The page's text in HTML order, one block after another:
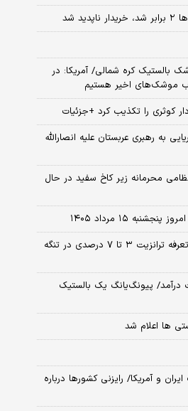
شد
بالستیک کره شمالی/ آمریکا: در
موشک‌های اخیر هستیم
کوثری را تکذیب کرد +جزئیات
به رهبری عربستان علیه انصارالله
محرمانه زیر کاخ سفید در حال
۱۵ مرداد ۱۴۰۵
رویترز: ایران و عمان برای تعیین تعرفه ترانزیت ۳ تا ۷ درصدی در تنگه
پیونگ‌یانگ یک بالستیک
ها اعلام شد
و آمریکا/ رایزنی کشورها درباره